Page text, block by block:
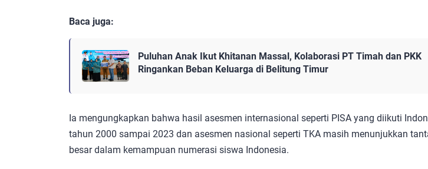
Baca juga:
Puluhan Anak Ikut Khitanan Massal, Kolaborasi PT Timah dan PKK
Ringankan Beban Keluarga di Belitung Timur
Ia mengungkapkan bahwa hasil asesmen internasional seperti PISA yang diikuti
tahun 2000 sampai 2023 dan asesmen nasional seperti TKA masih menunjukkan
besar dalam kemampuan numerasi siswa Indonesia.